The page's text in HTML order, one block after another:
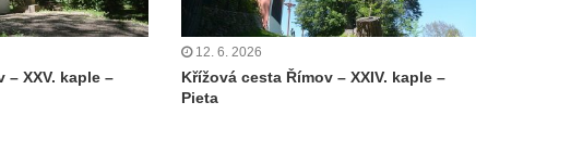
– XXV. kaple –
12. 6. 2026
Křížová cesta Římov – XXIV. kaple –
Pieta